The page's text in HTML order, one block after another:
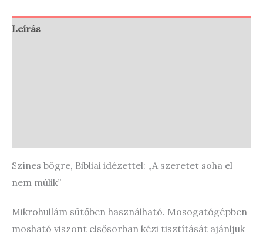
Leírás
Színes bögre, Bibliai idézettel: „A szeretet soha el
nem múlik”
Mikrohullám sütőben használható. Mosogatógépben
mosható viszont elsősorban kézi tisztítását ajánljuk